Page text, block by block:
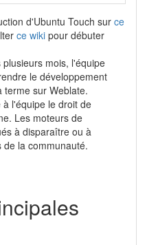
d'Ubuntu Touch sur ce
ce wiki pour débuter
mois, l'équipe
le développement
terme sur Weblate.
l'équipe le droit de
Les moteurs de
à disparaître ou à
la communauté.